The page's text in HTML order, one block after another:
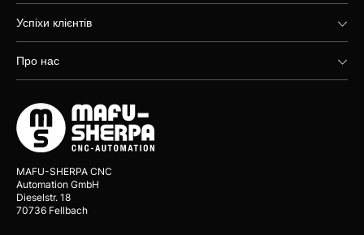
Успіхи клієнтів
Про нас
MAFU-SHERPA CNC
Automation GmbH
Dieselstr. 18
70736 Fellbach